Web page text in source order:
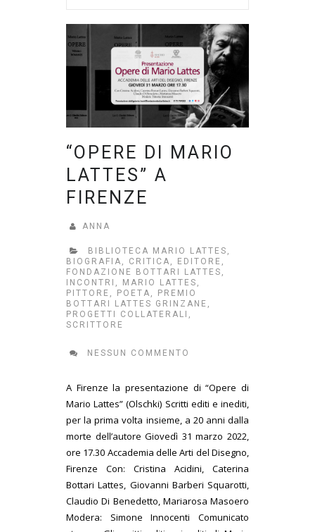
“OPERE DI MARIO
LATTES” A
FIRENZE
ANNA
BIBLIOTECA MARIO LATTES ,
BIOGRAFIA , CRITICA , EDITORE ,
FONDAZIONE BOTTARI LATTES ,
INCONTRI , MARIO LATTES ,
PITTORE , POETA ,
PREMIO
BOTTARI LATTES GRINZANE ,
PROGETTI COLLATERALI ,
SCRITTORE
NESSUN COMMENTO
A Firenze la presentazione di “Opere di
Mario Lattes” (Olschki) Scritti editi e inediti,
per la prima volta insieme, a 20 anni dalla
morte dell’autore Giovedì 31 marzo 2022,
ore 17.30 Accademia delle Arti del Disegno,
Firenze Con: Cristina Acidini, Caterina
Bottari Lattes, Giovanni Barberi Squarotti,
Claudio Di Benedetto, Mariarosa Masoero
Modera: Simone Innocenti Comunicato